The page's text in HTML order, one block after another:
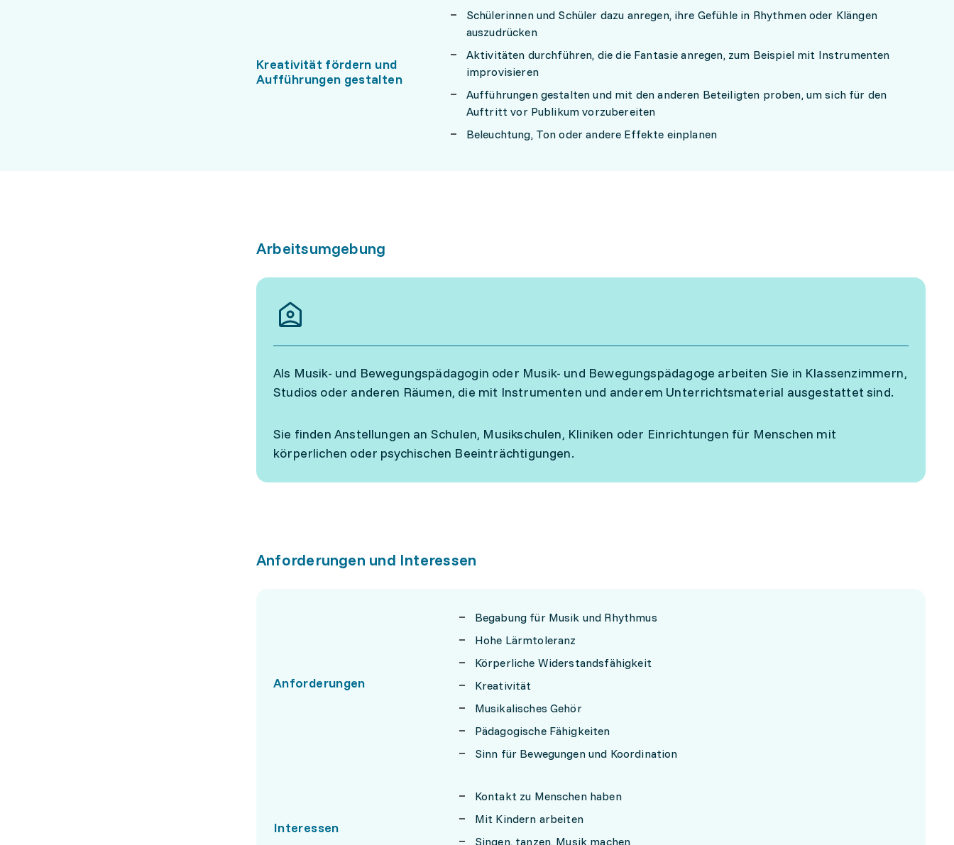
Kreativität fördern und
Aufführungen gestalten
Schülerinnen und Schüler dazu anregen, ihre Gefühle in Rhythmen oder Klängen
auszudrücken
Aktivitäten durchführen, die die Fantasie anregen, zum Beispiel mit Instrumenten
improvisieren
Aufführungen gestalten und mit den anderen Beteiligten proben, um sich für den
Auftritt vor Publikum vorzubereiten
Beleuchtung, Ton oder andere Effekte einplanen
Arbeitsumgebung
Als Musik- und Bewegungspädagogin oder Musik- und Bewegungspädagoge arbeiten Sie in Klassenzimmern,
Studios oder anderen Räumen, die mit Instrumenten und anderem Unterrichtsmaterial ausgestattet sind.
Sie finden Anstellungen an Schulen, Musikschulen, Kliniken oder Einrichtungen für Menschen mit
körperlichen oder psychischen Beeinträchtigungen.
Anforderungen und Interessen
Anforderungen
Begabung für Musik und Rhythmus
Hohe Lärmtoleranz
Körperliche Widerstandsfähigkeit
Kreativität
Musikalisches Gehör
Pädagogische Fähigkeiten
Sinn für Bewegungen und Koordination
Interessen
Kontakt zu Menschen haben
Mit Kindern arbeiten
Singen, tanzen, Musik machen